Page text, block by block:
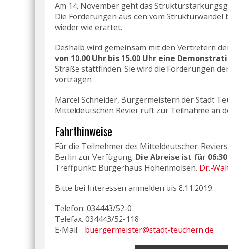
Am 14. November geht das
Die Forderungen aus den vom
wieder wie erartet.
Deshalb wird gemeinsam mit den Vertretern
von 10.00 Uhr bis 15.00 Uhr eine
Straße stattfinden. Sie wird die Forderungen
vortragen.
Marcel Schneider, Bürgermeistern der Stadt
Mitteldeutschen Revier ruft zur Teilnahme an
Fahrthinweise
Für die Teilnehmer des Mitteldeutschen
Berlin zur Verfügung. Die Abreise ist für
Treffpunkt: Bürgerhaus Hohenmölsen, Dr.-
Bitte bei Interessen anmelden bis 8.11.2019:
Telefon: 034443/52-0
Telefax: 034443/52-118
E-Mail: buergermeister@stadt-teuchern.de